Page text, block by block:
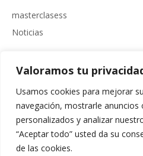
Valoramos tu
Usamos cookies para mejorar
navegación, mostrarle anuncios
personalizados y analizar
“Aceptar todo” usted da su
de las cookies.
masterclasess
Noticias
Meta
Feed de entradas
Feed de comentarios
WordPress.org